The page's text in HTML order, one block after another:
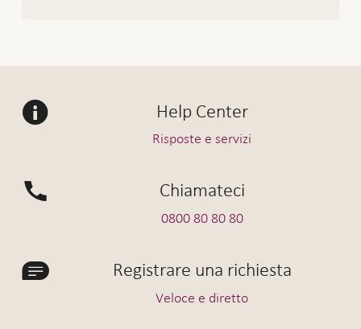
Help Center
Risposte e servizi
Chiamateci
0800 80 80 80
Registrare una richiesta
Veloce e diretto